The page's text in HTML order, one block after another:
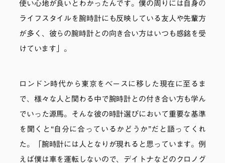
使い心地が良いとわかったんです。僕の周りには自身の
ライフスタイルを腕時計にも反映している友人や先輩方
が多く、彼らの腕時計との向き合い方はいつも感銘を受
けています」。
ロンドン時代から東京をベースに移した現在に至るま
で、様々な人と関わる中で腕時計との付き合い方も学ん
でいった源馬。そんな彼の時計選びにおいて重要な基準
を聞くと“自分に合っているかどうか”だと語ってくれ
た。「腕時計には人となりが現れると思っています。例
えば僕は車を運転しないので、デイトナなどのクロノグ